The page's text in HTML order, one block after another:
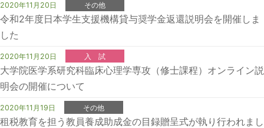
2020年11月20日 その他
令和2年度日本学生支援機構貸与奨学金返還説明会を開催しま
した
2020年11月20日 入 試
大学院医学系研究科臨床心理学専攻（修士課程）オンライン説
明会の開催について
2020年11月19日 その他
租税教育を担う教員養成助成金の目録贈呈式が執り行われまし